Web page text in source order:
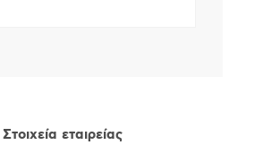
Στοιχεία εταιρείας